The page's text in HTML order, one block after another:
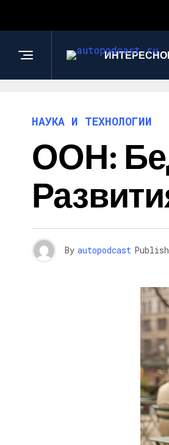
НАУКА И ТЕХНОЛОГИИ
ООН:
By autopodcast